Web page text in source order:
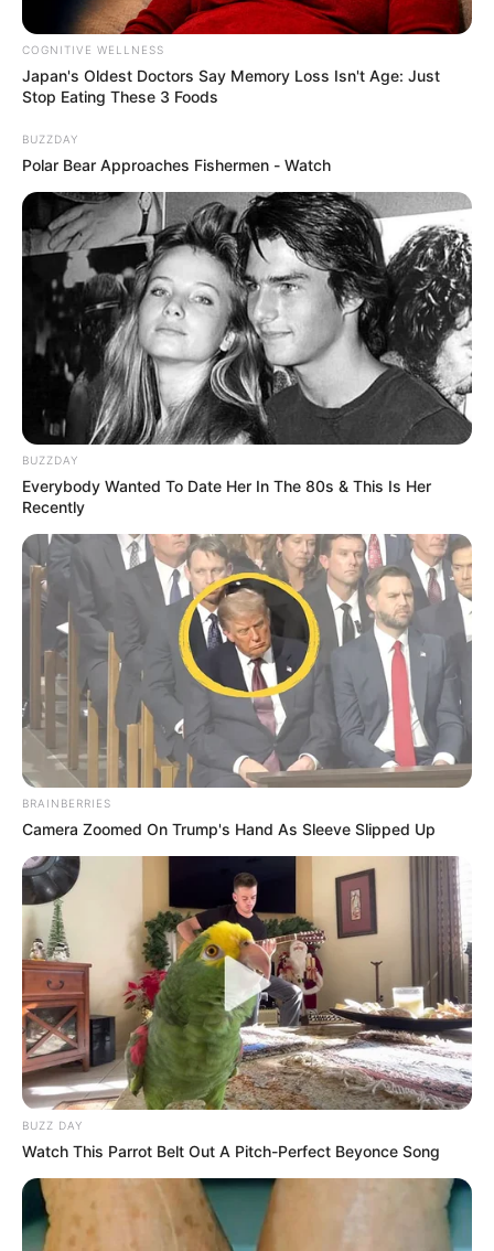
NORTE DE SANTANDER
1.800 futbolistas participarán en la
Copa Norte - Territorio de Paz 2026
DEPORTES
Con gran éxito se cumplió
la segunda versión de la
Copa Tierra Pijao de fútbol
Desastre, fracaso, indigno:
del D Tolima de la Copa
BetPlay 2025 a manos de
Real Cundinamarca
DEPORTES TOLIMA
No hay margen para el
error: Remontar si o si
Deportes Tolima vs Real
Cundinamarca
DEPORTES
Copa Capital Musical de
Fútbol arranca con
golazos y emoción
MUNDIAL DE FÚTBOL
Colombia no jugaría la
COPA
COGNITIVE WELLNESS
Japan's Oldest Doctors Say Me​mory Lo​ss Isn't Age: Just
Stop Eating These 3 Foods
BUZZDAY
Polar Bear Approaches Fishermen - Watch
BUZZDAY
Everybody Wanted To Date Her In The 80s & This Is Her
Recently
BRAINBERRIES
Camera Zoomed On Trump's Hand As Sleeve Slipped Up
BUZZ DAY
Watch This Parrot Belt Out A Pitch-Perfect Beyonce Song